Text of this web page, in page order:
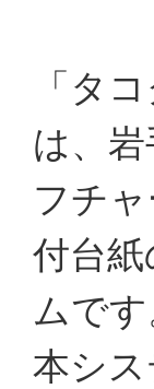
「タ
は、
フチ
付台
ムです
本シ